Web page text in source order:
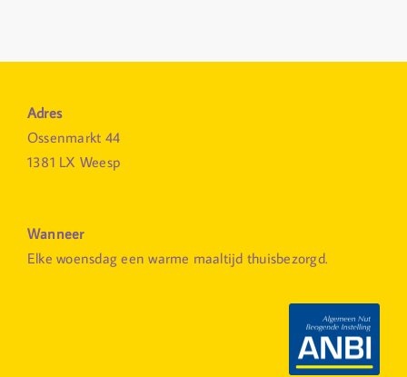
Adres
Ossenmarkt 44
1381 LX Weesp
Wanneer
Elke woensdag een warme maaltijd thuisbezorgd.